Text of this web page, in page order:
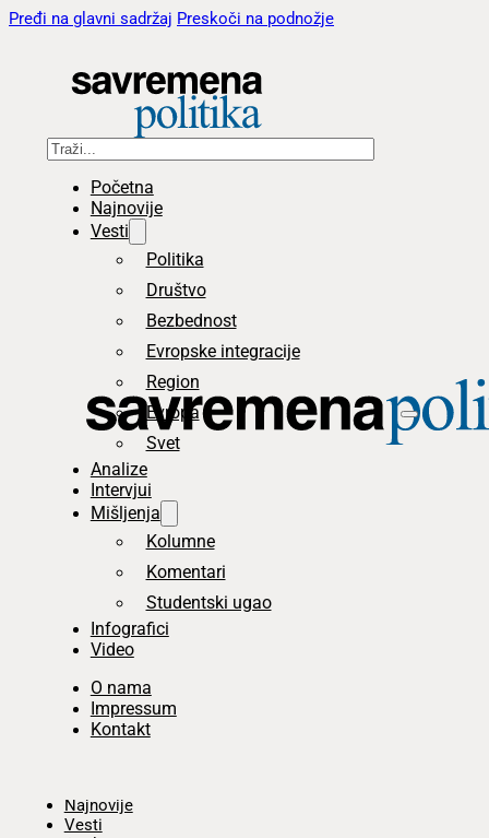
Pređi na glavni sadržaj Preskoči na podnožje
Pretraga
Početna
Najnovije
Vesti
Politika
Društvo
Bezbednost
Evropske integracije
Region
Evropa
Svet
Analize
Intervjui
Mišljenja
Kolumne
Komentari
Studentski ugao
Infografici
Video
O nama
Impressum
Kontakt
Najnovije
Vesti